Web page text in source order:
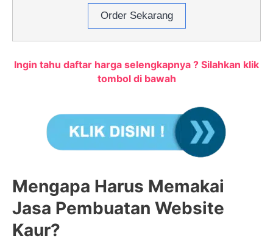
Order Sekarang
Ingin tahu daftar harga selengkapnya ? Silahkan klik
tombol di bawah
Mengapa Harus Memakai
Jasa Pembuatan Website
Kaur?